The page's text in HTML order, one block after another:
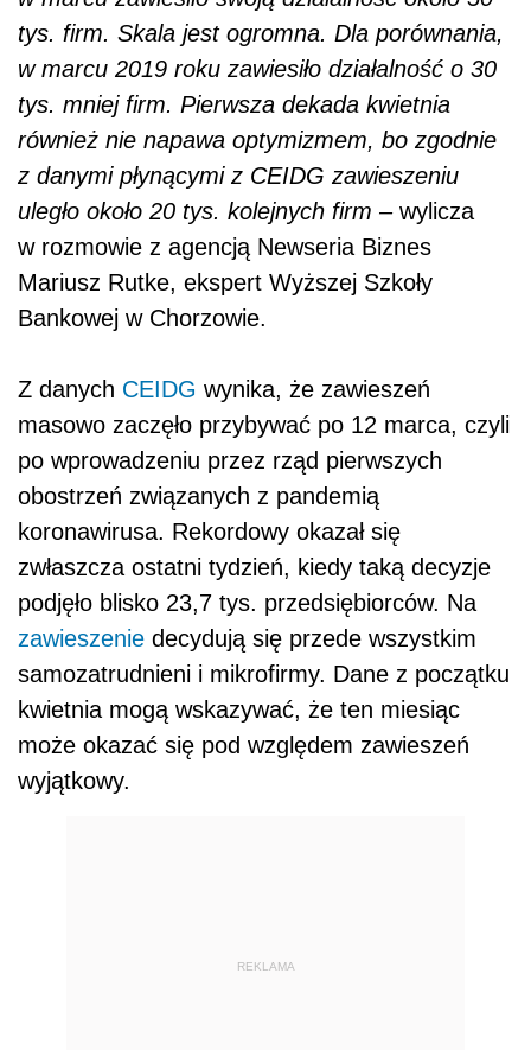
tys. firm. Skala jest ogromna. Dla porównania,
w marcu 2019 roku zawiesiło działalność o 30
tys. mniej firm. Pierwsza dekada kwietnia
również nie napawa optymizmem, bo zgodnie
z danymi płynącymi z CEIDG zawieszeniu
uległo około 20 tys. kolejnych firm –wylicza
w rozmowie z agencją Newseria Biznes
Mariusz Rutke, ekspert Wyższej Szkoły
Bankowej w Chorzowie.
Z danych CEIDG wynika, że zawieszeń
masowo zaczęło przybywać po 12 marca, czyli
po wprowadzeniu przez rząd pierwszych
obostrzeń związanych z pandemią
koronawirusa. Rekordowy okazał się
zwłaszcza ostatni tydzień, kiedy taką decyzje
podjęło blisko 23,7 tys. przedsiębiorców. Na
zawieszenie decydują się przede wszystkim
samozatrudnieni i mikrofirmy. Dane z początku
kwietnia mogą wskazywać, że ten miesiąc
może okazać się pod względem zawieszeń
wyjątkowy.
REKLAMA